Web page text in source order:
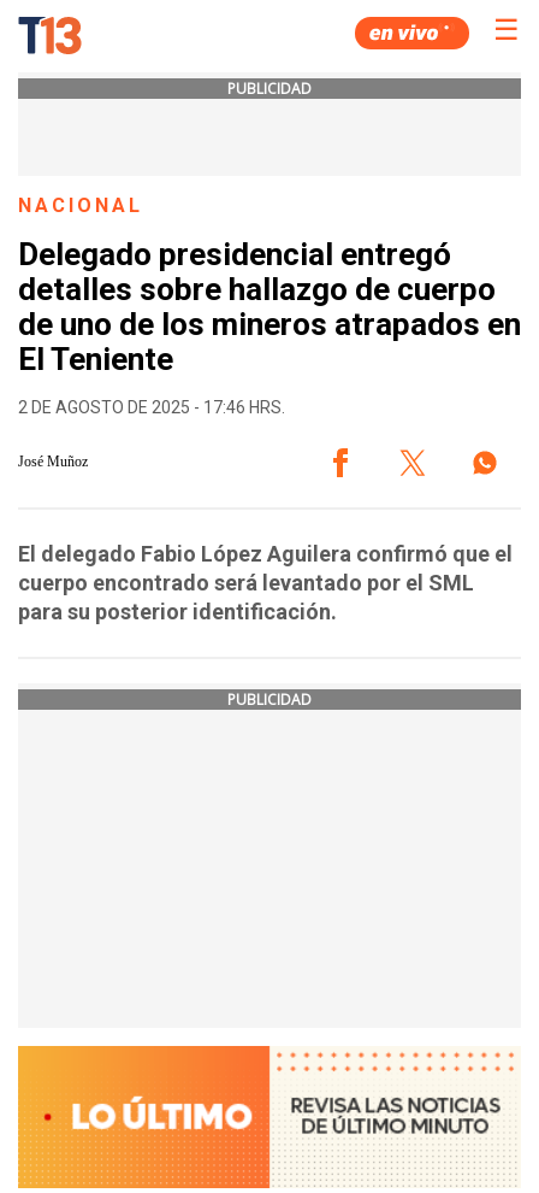
☰
PUBLICIDAD
NACIONAL
Delegado presidencial entregó
detalles sobre hallazgo de cuerpo
de uno de los mineros atrapados en
El Teniente
2 DE AGOSTO DE 2025 - 17:46 HRS.
José Muñoz
El delegado Fabio López Aguilera confirmó que el
cuerpo encontrado será levantado por el SML
para su posterior identificación.
PUBLICIDAD